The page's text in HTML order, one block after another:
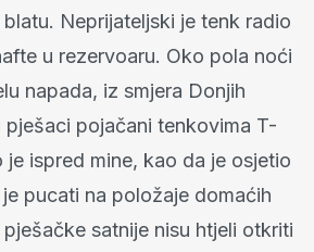
Neprijateljski je tenk radio
u rezervoaru. Oko pola noći
napada, iz smjera Donjih
pješaci pojačani tenkovima T-
ispred mine, kao da je osjetio
pucati na položaje domaćih
pješačke satnije nisu htjeli otkriti